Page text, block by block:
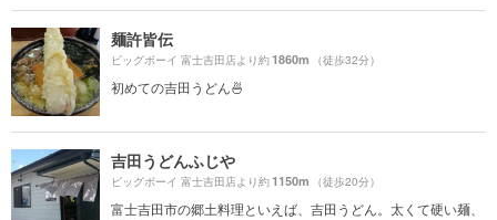
麺許皆伝
ビッグボーイ 富士吉田店より約1860m （徒歩32分）
初めての吉田うどん🍜
吉田うどんふじや
ビッグボーイ 富士吉田店より約1150m （徒歩20分）
富士吉田市の郷土料理といえば、吉田うどん。太くて硬い麺、